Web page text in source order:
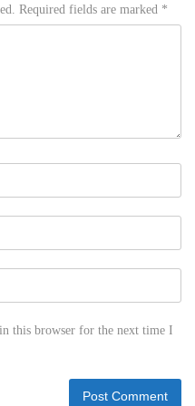
Required fields are marked *
this browser for the next time I